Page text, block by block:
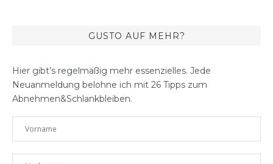
GUSTO AUF MEHR?
Hier gibt’s regelmäßig mehr essenzielles. Jede
Neuanmeldung belohne ich mit 26 Tipps zum
Abnehmen&Schlankbleiben.